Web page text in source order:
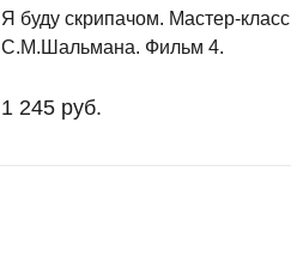
Я буду скрипачом. Мастер-класс
С.М.Шальмана. Фильм 4.
1 245 руб.